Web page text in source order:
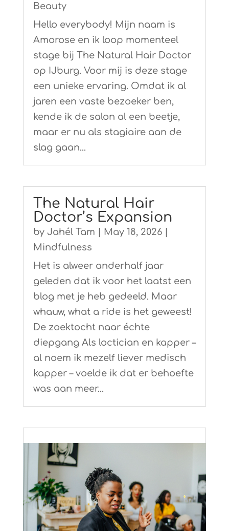
Beauty
Hello everybody! Mijn naam is
Amorose en ik loop momenteel
stage bij The Natural Hair Doctor
op IJburg. Voor mij is deze stage
een unieke ervaring. Omdat ik al
jaren een vaste bezoeker ben,
kende ik de salon al een beetje,
maar er nu als stagiaire aan de
slag gaan...
The Natural Hair
Doctor’s Expansion
by Jahél Tam May 18, 2026|
Mindfulness
Het is alweer anderhalf jaar
geleden dat ik voor het laatst een
blog met je heb gedeeld. Maar
whauw, what a ride is het geweest!
De zoektocht naar échte
diepgang Als loctician en kapper –
al noem ik mezelf liever medisch
kapper – voelde ik dat er behoefte
was aan meer...